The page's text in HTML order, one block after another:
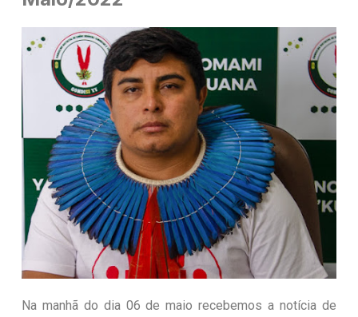
Na manhã do dia 06 de maio recebemos a notícia de